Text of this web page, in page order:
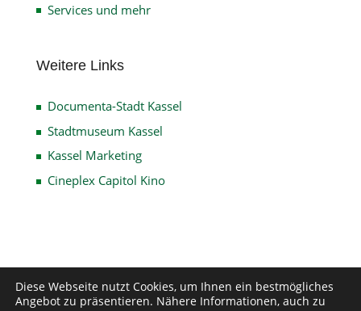
Services und mehr
Weitere Links
Documenta-Stadt Kassel
Stadtmuseum Kassel
Kassel Marketing
Cineplex Capitol Kino
Impressum Datenschutz
Disclaimer
Kontakt
Diese Webseite nutzt Cookies, um Ihnen ein bestmögliches
Angebot zu präsentieren. Nähere Informationen, auch zu